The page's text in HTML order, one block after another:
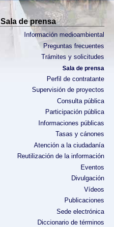
Sala de prensa
Información medioambiental
Preguntas frecuentes
Trámites y solicitudes
Sala de prensa
Perfil de contratante
Supervisión de proyectos
Consulta pública
Participación pública
Informaciones públicas
Tasas y cánones
Atención a la ciudadanía
Reutilización de la información
Eventos
Divulgación
Vídeos
Publicaciones
Sede electrónica
Diccionario de términos